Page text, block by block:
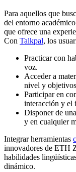
Para aquellos que
del entorno
que ofrece una
Con Talkpal, los
Practicar con
voz.
Acceder a
nivel y
Participar en
interacción y el
Disponer de
y en cualquier
Integrar herramientas
innovadores de ETH
habilidades
dinámico.